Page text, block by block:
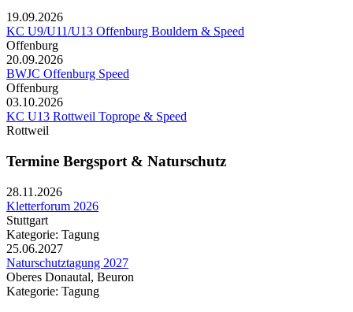
19.09.2026
KC U9/U11/U13 Offenburg Bouldern & Speed
Offenburg
20.09.2026
BWJC Offenburg Speed
Offenburg
03.10.2026
KC U13 Rottweil Toprope & Speed
Rottweil
Termine Bergsport & Naturschutz
28.11.2026
Kletterforum 2026
Stuttgart
Kategorie: Tagung
25.06.2027
Naturschutztagung 2027
Oberes Donautal, Beuron
Kategorie: Tagung